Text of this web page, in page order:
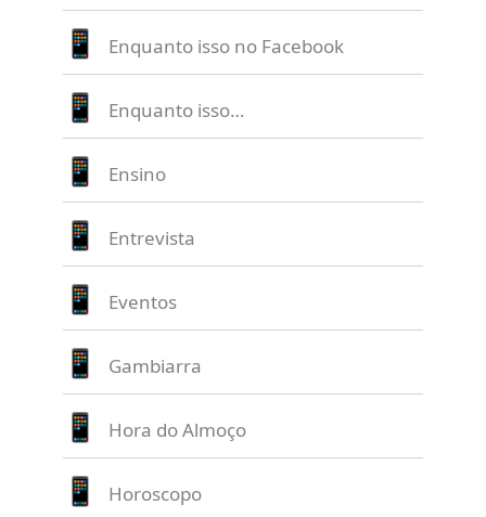
Enquanto isso no Facebook
Enquanto isso…
Ensino
Entrevista
Eventos
Gambiarra
Hora do Almoço
Horoscopo